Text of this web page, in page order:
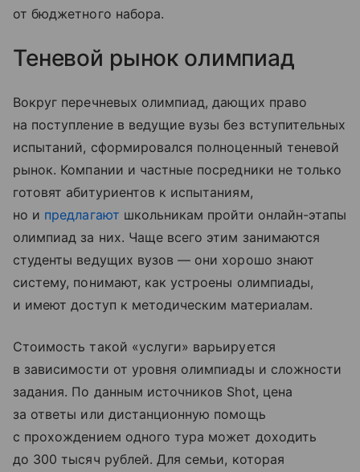
от бюджетного набора.
Теневой рынок олимпиад
Вокруг перечневых олимпиад, дающих право
на поступление в ведущие вузы без вступительных
испытаний, сформировался полноценный теневой
рынок. Компании и частные посредники не только
готовят абитуриентов к испытаниям,
но и предлагают школьникам пройти онлайн-этапы
олимпиад за них. Чаще всего этим занимаются
студенты ведущих вузов — они хорошо знают
систему, понимают, как устроены олимпиады,
и имеют доступ к методическим материалам.
Стоимость такой «услуги» варьируется
в зависимости от уровня олимпиады и сложности
задания. По данным источников Shot, цена
за ответы или дистанционную помощь
с прохождением одного тура может доходить
до 300 тысяч рублей. Для семьи, которая